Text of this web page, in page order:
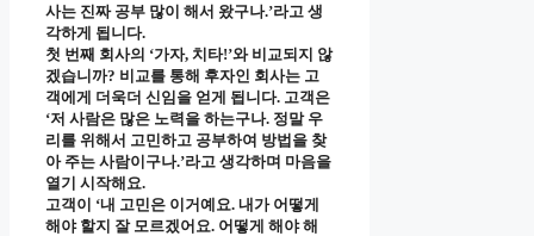
사는 진짜 공부 많이 해서 왔구나.’라고 생
각하게 됩니다.
첫 번째 회사의 ‘가자, 치타!’와 비교되지 않
겠습니까? 비교를 통해 후자인 회사는 고
객에게 더욱더 신임을 얻게 됩니다. 고객은
‘저 사람은 많은 노력을 하는구나. 정말 우
리를 위해서 고민하고 공부하여 방법을 찾
아 주는 사람이구나.’라고 생각하며 마음을
열기 시작해요.
고객이 ‘내 고민은 이거예요. 내가 어떻게
해야 할지 잘 모르겠어요. 어떻게 해야 해